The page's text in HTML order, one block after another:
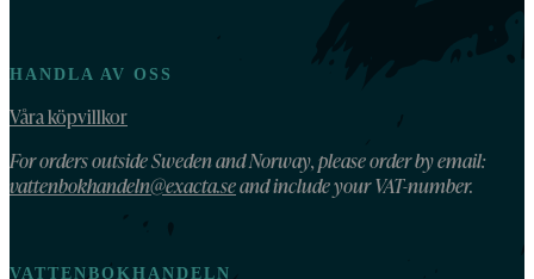
HANDLA AV OSS
Våra köpvillkor
For orders outside Sweden and Norway, please order by email:
vattenbokhandeln@exacta.seand include your VAT-number.
VATTENBOKHANDELN